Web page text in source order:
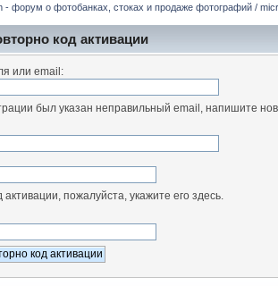
- форум о фотобанках, стоках и продаже фотографий /
код активации
или email:
был указан неправильный email, напишите
активации, пожалуйста, укажите его здесь.